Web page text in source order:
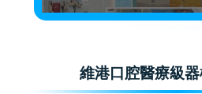
維港口腔醫療級